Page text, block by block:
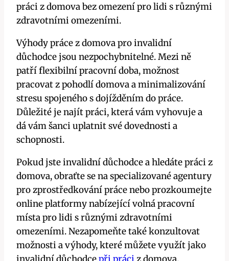
práci z domova bez omezení pro lidi s různými
zdravotními omezeními.
Výhody práce z domova pro invalidní
důchodce jsou nezpochybnitelné. Mezi ně
patří flexibilní pracovní doba, možnost
pracovat z pohodlí domova a minimalizování
stresu spojeného s dojížděním do práce.
Důležité je najít práci, která vám vyhovuje a
dá vám šanci uplatnit své dovednosti a
schopnosti.
Pokud jste invalidní důchodce a hledáte práci z
domova, obraťte se na specializované agentury
pro zprostředkování práce nebo prozkoumejte
online platformy nabízející volná pracovní
místa pro lidi s různými zdravotními
omezeními. Nezapomeňte také konzultovat
možnosti a výhody, které můžete využít jako